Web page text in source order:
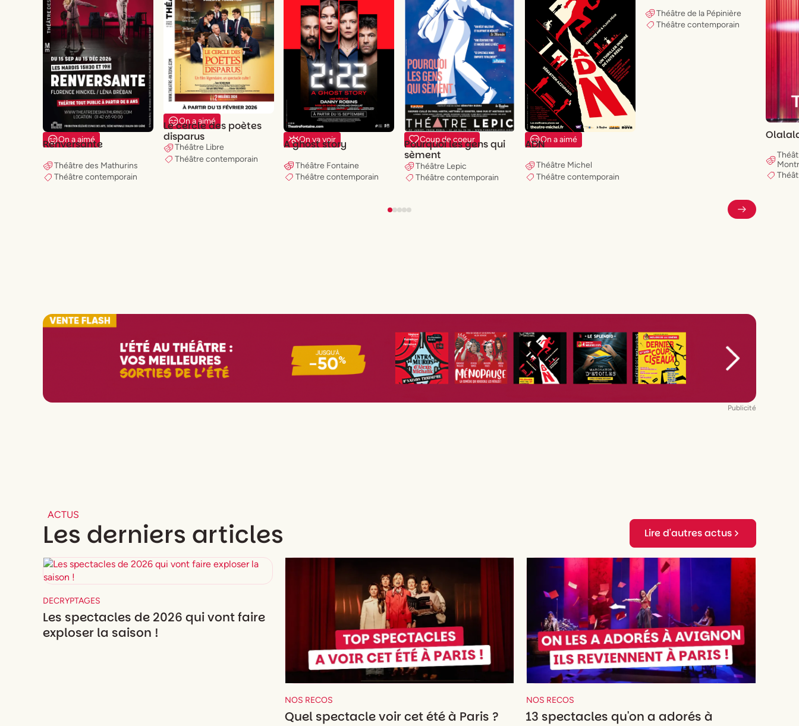
On a aimé
Renversante
Théâtre des Mathurins
Théâtre contemporain
On a aimé
Le cercle des poètes
disparus
Théâtre Libre
Théâtre contemporain
On va voir
A ghost story
Théâtre Fontaine
Théâtre contemporain
Coup de coeur
Pourquoi les gens qui
sèment
Théâtre Lepic
Théâtre contemporain
On a aimé
ADN
Théâtre Michel
Théâtre contemporain
Théâtre de la Pépinière
Théâtre contemporain
Publicité
ACTUS
Les derniers articles Lire d'autres actus
DECRYPTAGES
Les spectacles de 2026 qui vont faire
exploser la saison !
NOS RECOS
Quel spectacle voir cet été à Paris ?
NOS RECOS
13 spectacles qu'on a adorés à